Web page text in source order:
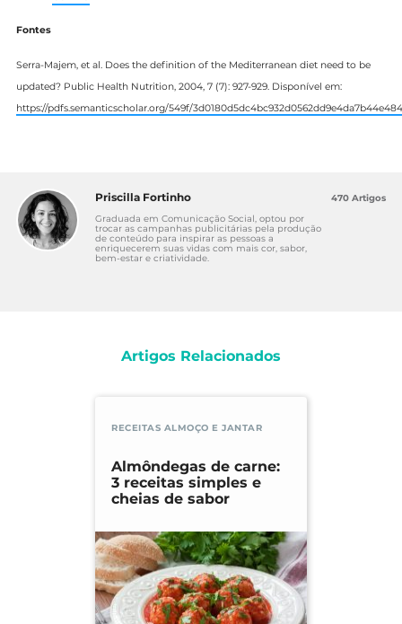
Fontes
Serra-Majem, et al. Does the definition of the Mediterranean diet need to be
updated? Public Health Nutrition, 2004, 7 (7): 927-929. Disponível em:
https://pdfs.semanticscholar.org/549f/
Priscilla Fortinho
Graduada em Comunicação Social, optou por
trocar as campanhas publicitárias pela produção
de conteúdo para inspirar as pessoas a
enriquecerem suas vidas com mais cor, sabor,
bem-estar e criatividade.
470 Artigos
Artigos Relacionados
RECEITAS ALMOÇO E JANTAR
Almôndegas de carne:
3 receitas simples e
cheias de sabor